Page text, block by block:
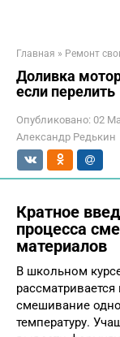
Главная » Ремонт
Доливка
если перелить
Опубликовано: 02
Александр Редькин
Кратное
процесса
материалов
В школьном
смешивание
температуру.